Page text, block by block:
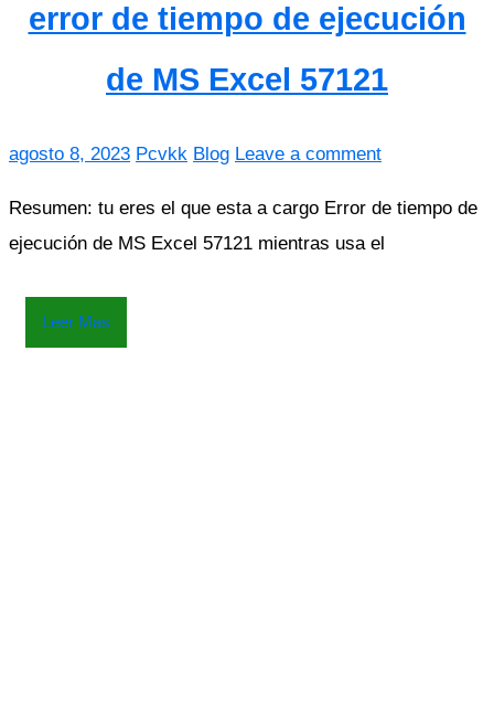
error de tiempo de ejecución
de MS Excel 57121
agosto 8, 2023 Pcvkk Blog Leave a comment
Resumen: tu eres el que esta a cargo Error de tiempo de
ejecución de MS Excel 57121 mientras usa el
Leer Mas